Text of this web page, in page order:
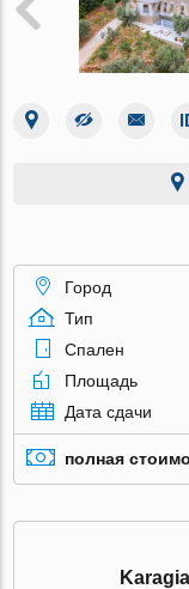
Город
Тип
Спален
Площадь
Дата сдачи
полная